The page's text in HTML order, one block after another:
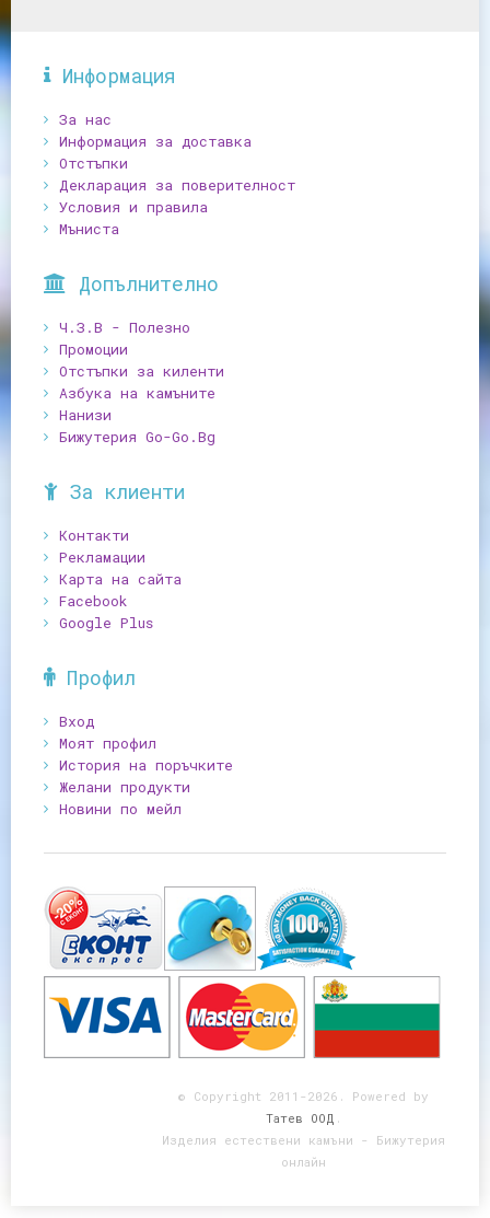
Информация
За нас
Информация за доставка
Отстъпки
Декларация за поверителност
Условия и правила
Мъниста
Допълнително
Ч.З.В - Полезно
Промоции
Отстъпки за киленти
Азбука на камъните
Нанизи
Бижутерия Go-Go.Bg
За клиенти
Контакти
Рекламации
Карта на сайта
Facebook
Google Plus
Профил
Вход
Моят профил
История на поръчките
Желани продукти
Новини по мейл
© Copyright 2011-2026. Powered by
Татев ООД .
Изделия естествени камъни - Бижутерия
онлайн